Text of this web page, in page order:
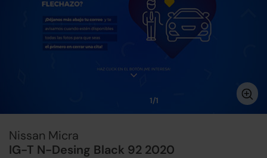
1/1
Nissan Micra
IG-T N-Desing Black 92 2020